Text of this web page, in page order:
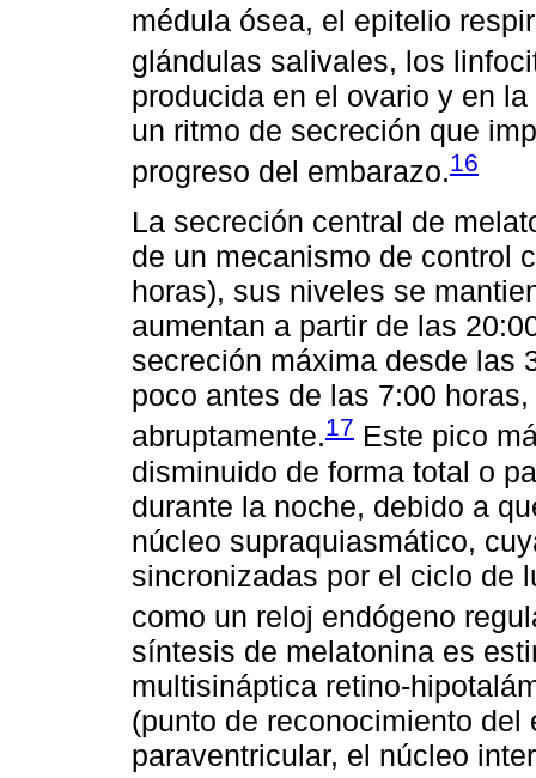
médula ósea, el epitelio
glándulas salivales, los
producida en el ovario y en
un ritmo de secreción que
progreso del embarazo.16
La secreción central de
de un mecanismo de control
horas), sus niveles se
aumentan a partir de las
secreción máxima desde las
poco antes de las 7:00
abruptamente.17 Este pico
disminuido de forma total o
durante la noche, debido a
núcleo supraquiasmático,
sincronizadas por el ciclo de
como un reloj endógeno
síntesis de melatonina es
multisináptica retino-
(punto de reconocimiento
paraventricular, el núcleo